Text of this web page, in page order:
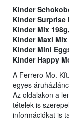
Kinder
Kinder Surprise
Kinder Mix 198g,
Kinder Maxi Mix
Kinder Mini
Kinder Happy
A Ferrero Mo.
egyes
Az oldalakon a
tételek is
információkat is